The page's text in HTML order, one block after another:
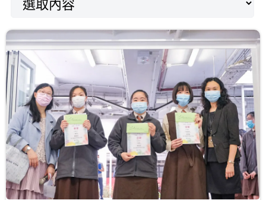
教師專業社群
學生成就與學校活動
我們的聯繫
入學資訊
下載區